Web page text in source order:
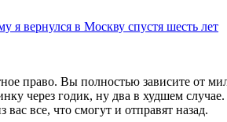
я вернулся в Москву спустя шесть лет
право. Вы полностью зависите от
через годик, ну два в худшем
все, что смогут и отправят назад.